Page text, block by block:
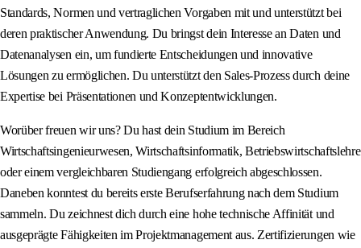
Standards, Normen und vertraglichen Vorgaben mit und unterstützt bei
deren praktischer Anwendung. Du bringst dein Interesse an Daten und
Datenanalysen ein, um fundierte Entscheidungen und innovative
Lösungen zu ermöglichen. Du unterstützt den Sales-Prozess durch deine
Expertise bei Präsentationen und Konzeptentwicklungen.
Worüber freuen wir uns? Du hast dein Studium im Bereich
Wirtschaftsingenieurwesen, Wirtschaftsinformatik, Betriebswirtschaftslehre
oder einem vergleichbaren Studiengang erfolgreich abgeschlossen.
Daneben konntest du bereits erste Berufserfahrung nach dem Studium
sammeln. Du zeichnest dich durch eine hohe technische Affinität und
ausgeprägte Fähigkeiten im Projektmanagement aus. Zertifizierungen wie